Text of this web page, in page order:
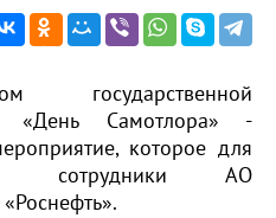
государственной
«День Самотлора» -
которое для
сотрудники АО